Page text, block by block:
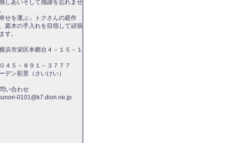
しあいそして感謝を忘れませ
幸せを運ぶ」トクさんの庭作
庭木の手入れを目指して頑張
す。
浜市栄区本郷台４－１５－１
４５－８９１－３７７７
デン彩景（さいけい）
い合わせ
0101@k7.dion.ne.jp